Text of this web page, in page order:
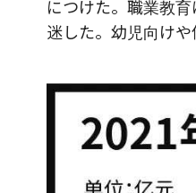
につけた。職業教
迷した。幼児向け